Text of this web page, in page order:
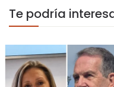
Te podría